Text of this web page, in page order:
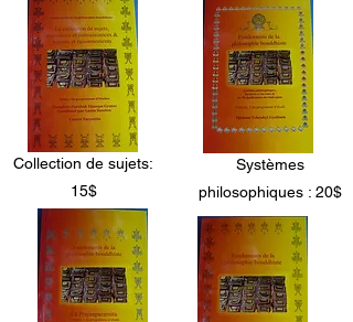
Collection de sujets:
15$
Systèmes
philosophiques : 20$